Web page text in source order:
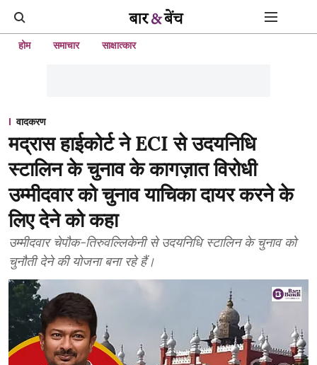
होम समाचार साक्षात्कार
वादकरण
मद्रास हाईकोर्ट ने ECI से उदयनिधि
स्टालिन के चुनाव के कागज़ात विरोधी
उम्मीदवार को चुनाव याचिका दायर करने के
लिए देने को कहा
उम्मीदवार चेपौक-तिरुवल्लिकेनी से उदयनिधि स्टालिन के चुनाव को
चुनौती देने की योजना बना रहे हैं।